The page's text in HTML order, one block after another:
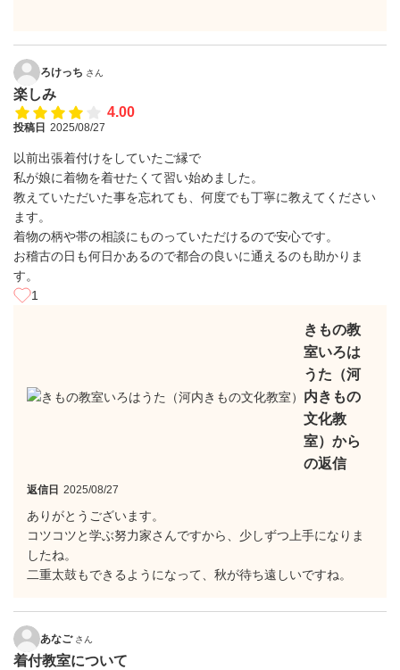
ろけっち さん
楽しみ
4.00
投稿日 2025/08/27
以前出張着付けをしていたご縁で
私が娘に着物を着せたくて習い始めました。
教えていただいた事を忘れても、何度でも丁寧に教えてください
ます。
着物の柄や帯の相談にものっていただけるので安心です。
お稽古の日も何日かあるので都合の良いに通えるのも助かりま
す。
1
きもの教
室いろは
うた（河
内きもの
文化教
室）から
の返信
返信日 2025/08/27
ありがとうございます。
コツコツと学ぶ努力家さんですから、少しずつ上手になりま
したね。
二重太鼓もできるようになって、秋が待ち遠しいですね。
あなご さん
着付教室について